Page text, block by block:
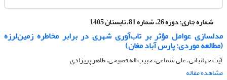
شماره جاری:دوره 26، شماره 81، تابستان 1405
مدلسازی عوامل مؤثر بر تاب‌آوری شهری در برابر مخاطره زمین‌لرزه
(مطالعه موردی: پارس آباد مغان)
آیت جهانبانی، علی شماعی، حبیب اله فصیحی، طاهر پریزادی
مشاهده مقاله